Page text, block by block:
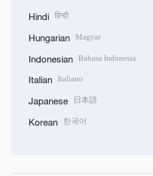
Hindi हिन्दी
Hungarian Magyar
Indonesian Bahasa Indonesia
Italian Italiano
Japanese 日本語
Korean 한국어